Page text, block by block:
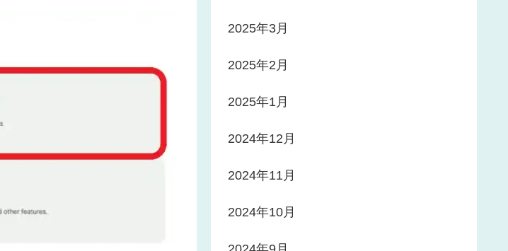
2025年3月
2025年2月
2025年1月
2024年12月
2024年11月
2024年10月